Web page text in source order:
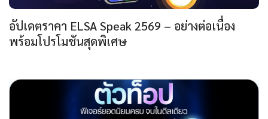
อัปเดตราคา ELSA Speak 2569 – อย่างต่อเนื่อง
พร้อมโปรโมชันสุดพิเศษ